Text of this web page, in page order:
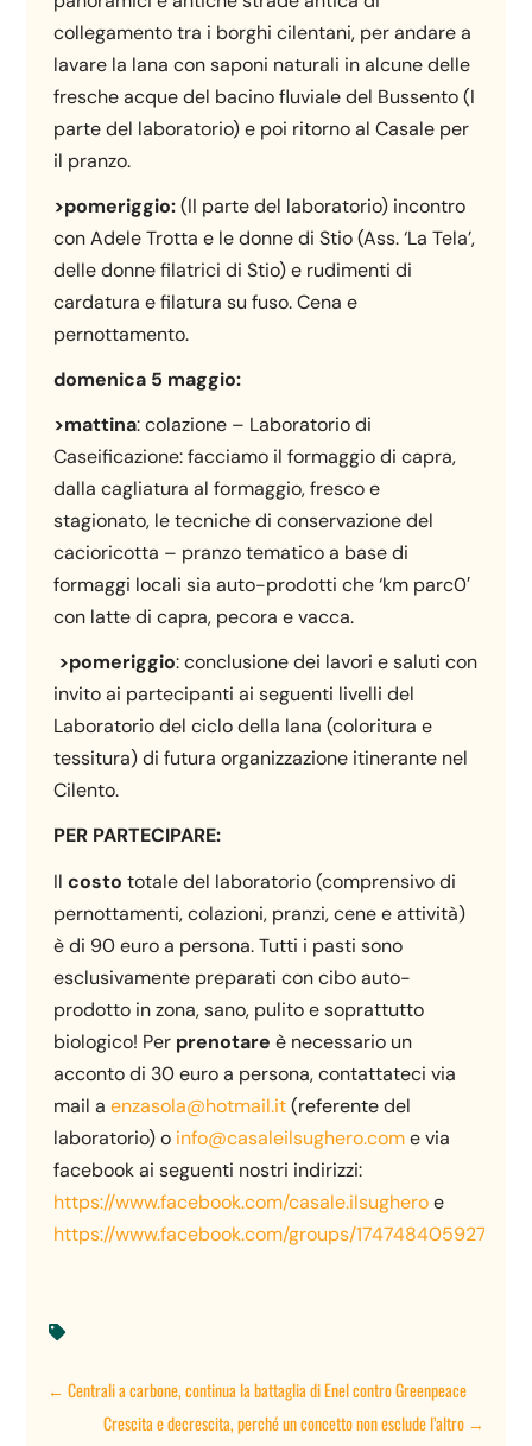
collegamento tra i borghi cilentani, per andare a
lavare la lana con saponi naturali in alcune delle
fresche acque del bacino fluviale del Bussento (I
parte del laboratorio) e poi ritorno al Casale per
il pranzo.
>pomeriggio:(II parte del laboratorio) incontro
con Adele Trotta e le donne di Stio (Ass. ‘La Tela’,
delle donne filatrici di Stio) e rudimenti di
cardatura e filatura su fuso. Cena e
pernottamento.
domenica 5 maggio:
>mattina: colazione – Laboratorio di
Caseificazione: facciamo il formaggio di capra,
dalla cagliatura al formaggio, fresco e
stagionato, le tecniche di conservazione del
cacioricotta – pranzo tematico a base di
formaggi locali sia auto-prodotti che ‘km parc0′
con latte di capra, pecora e vacca.
>pomeriggio: conclusione dei lavori e saluti con
invito ai partecipanti ai seguenti livelli del
Laboratorio del ciclo della lana (coloritura e
tessitura) di futura organizzazione itinerante nel
Cilento.
PER PARTECIPARE:
Ilcosto totale del laboratorio (comprensivo di
pernottamenti, colazioni, pranzi, cene e attività)
è di 90 euro a persona. Tutti i pasti sono
esclusivamente preparati con cibo auto-
prodotto in zona, sano, pulito e soprattutto
biologico! Per prenotare è necessario un
acconto di 30 euro a persona, contattateci via
mail aenzasola@hotmail.it(referente del
laboratorio) o info@casaleilsughero.come via
facebook ai seguenti nostri indirizzi:
https://www.facebook.com/casale.ilsugheroe
https://www.facebook.com/groups/174748405927719/

←Centrali a carbone, continua la battaglia di Enel contro Greenpeace
Crescita e decrescita, perché un concetto non esclude l’altro→